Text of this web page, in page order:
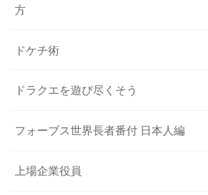
方
ドケチ術
ドラクエを遊び尽くそう
フォーブス世界長者番付 日本人編
上場企業役員